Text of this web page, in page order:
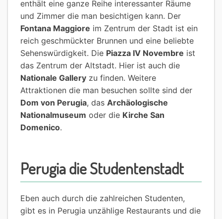
enthält eine ganze Reihe interessanter Räume
und Zimmer die man besichtigen kann. Der
Fontana Maggiore im Zentrum der Stadt ist ein
reich geschmückter Brunnen und eine beliebte
Sehenswürdigkeit. Die Piazza IV Novembre ist
das Zentrum der Altstadt. Hier ist auch die
Nationale Gallery zu finden. Weitere
Attraktionen die man besuchen sollte sind der
Dom von Perugia, das Archäologische
Nationalmuseum oder die Kirche San
Domenico.
Perugia die Studentenstadt
Eben auch durch die zahlreichen Studenten,
gibt es in Perugia unzählige Restaurants und die